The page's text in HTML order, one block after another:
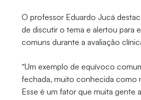
O professor Eduardo Jucá
de discutir o tema e alertou para
comuns durante a avaliação
“Um exemplo de equívoco
fechada, muito conhecida como
Esse é um fator que muita gente